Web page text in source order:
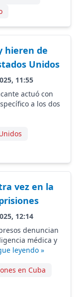
hieren de
Unidos
11:55
actuó con
a los dos
vez en la
12:14
denuncian
médica y
leyendo »
en Cuba